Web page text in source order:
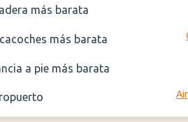
más barata
más barata
a pie más barata